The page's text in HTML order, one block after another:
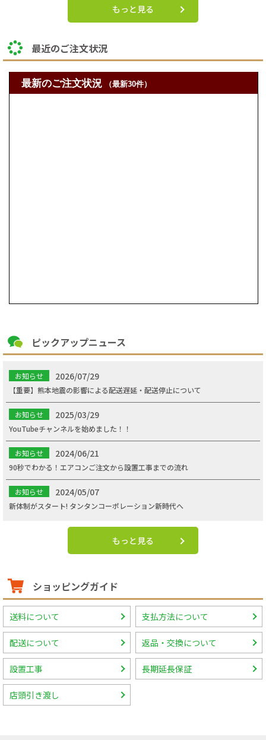
もっと見る
最近のご注文状況
ピックアップニュース
お知らせ 2026/07/29
【重要】熊本地震の影響による配送遅延・配送停止について
お知らせ 2025/03/29
YouTubeチャンネルを始めました！！
お知らせ 2024/06/21
90秒でわかる！エアコンご注文から設置工事までの流れ
お知らせ 2024/05/07
新体制がスタート! タンタンコーポレーション新時代へ
もっと見る
ショッピングガイド
送料について 支払方法について
配送について 返品・交換について
設置工事 長期延長保証
店頭引き渡し